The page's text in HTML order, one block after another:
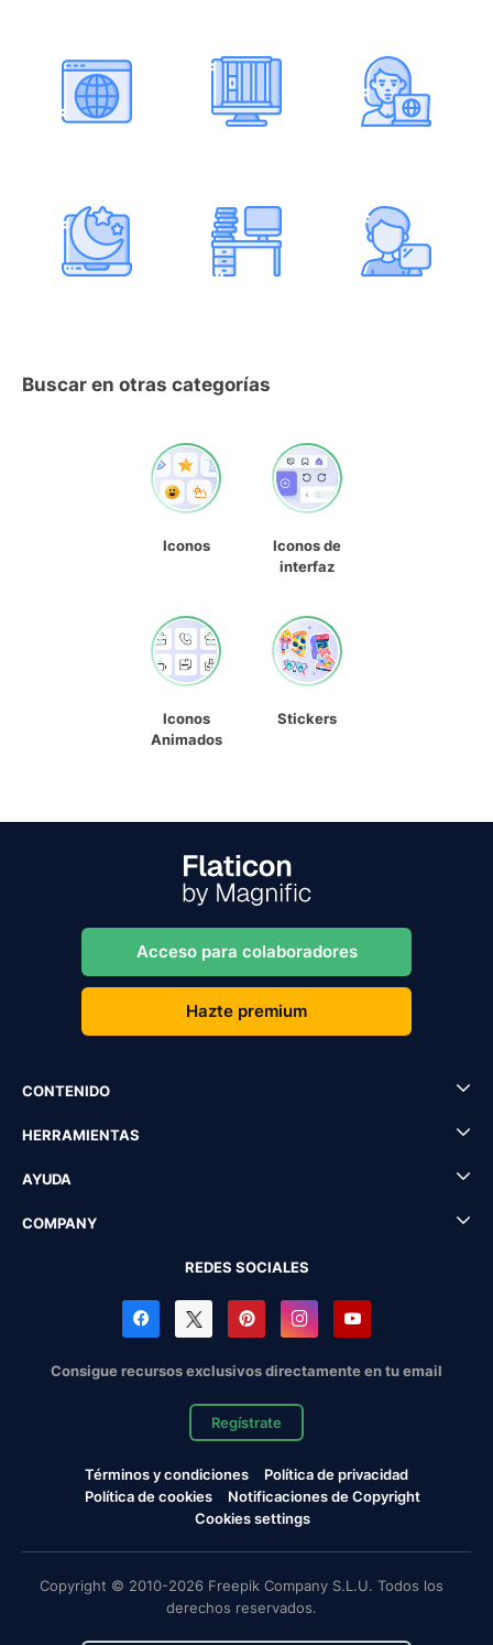
Buscar en otras categorías
Iconos
Iconos de
interfaz
Iconos
Animados
Stickers
Acceso para colaboradores
Hazte premium
CONTENIDO
HERRAMIENTAS
AYUDA
COMPANY
REDES SOCIALES
Consigue recursos exclusivos directamente en tu email
Regístrate
Términos y condiciones
Política de privacidad
Política de cookies
Notificaciones de Copyright
Cookies settings
Copyright © 2010-2026 Freepik Company S.L.U. Todos los
derechos reservados.